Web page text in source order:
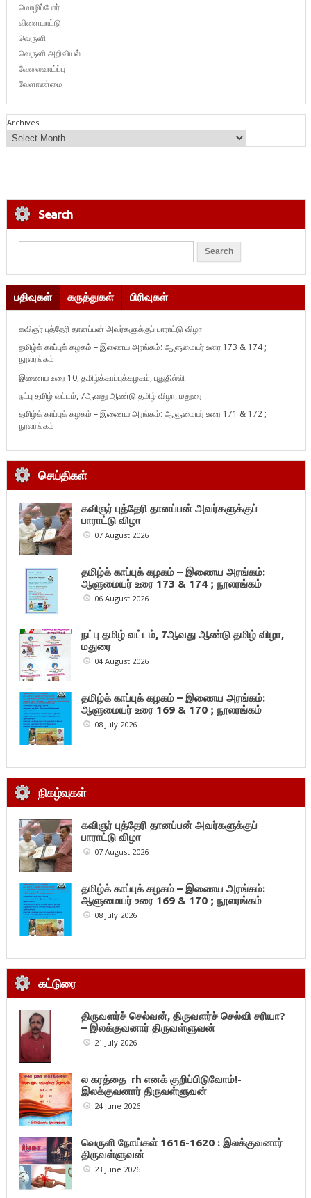
மொழிப்போர்
விளையாட்டு
வெருளி
வெருளி அறிவியல்
வேலைவாய்ப்பு
வேளாண்மை
Archives
Search
பதிவுகள் கருத்துகள் பிரிவுகள்
கவிஞர் புத்தேரி தானப்பன் அவர்களுக்குப் பாராட்டு விழா
தமிழ்க் காப்புக் கழகம் – இணைய அரங்கம்: ஆளுமையர் உரை 173 & 174 ;
நூலரங்கம்
இணைய உரை 10, தமிழ்க்காப்புக்கழகம், புதுதில்லி
நட்பு தமிழ் வட்டம், 7ஆவது ஆண்டு தமிழ் விழா, மதுரை
தமிழ்க் காப்புக் கழகம் – இணைய அரங்கம்: ஆளுமையர் உரை 171 & 172 ;
நூலரங்கம்
செய்திகள்
கவிஞர் புத்தேரி தானப்பன் அவர்களுக்குப்
பாராட்டு விழா
07 August 2026
தமிழ்க் காப்புக் கழகம் – இணைய அரங்கம்:
ஆளுமையர் உரை 173 & 174 ; நூலரங்கம்
06 August 2026
நட்பு தமிழ் வட்டம், 7ஆவது ஆண்டு தமிழ் விழா,
மதுரை
04 August 2026
தமிழ்க் காப்புக் கழகம் – இணைய அரங்கம்:
ஆளுமையர் உரை 169 & 170 ; நூலரங்கம்
08 July 2026
நிகழ்வுகள்
கவிஞர் புத்தேரி தானப்பன் அவர்களுக்குப்
பாராட்டு விழா
07 August 2026
தமிழ்க் காப்புக் கழகம் – இணைய அரங்கம்:
ஆளுமையர் உரை 169 & 170 ; நூலரங்கம்
08 July 2026
கட்டுரை
திருவளர்ச் செல்வன், திருவளர்ச் செல்வி சரியா?
– இலக்குவனார் திருவள்ளுவன்
21 July 2026
ல கரத்தை rh எனக் குறிப்பிடுவோம்!-
இலக்குவனார் திருவள்ளுவன்
24 June 2026
வெருளி நோய்கள் 1616-1620 : இலக்குவனார்
திருவள்ளுவன்
23 June 2026